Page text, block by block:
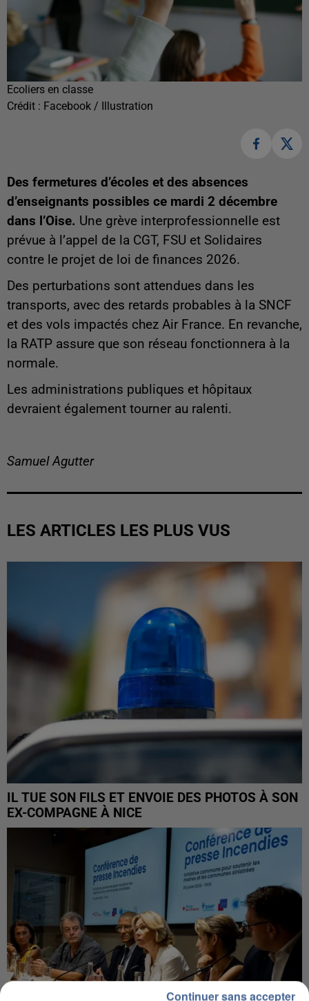
Ecoliers en classe
Crédit : Facebook / Illustration
Des fermetures d’écoles et des absences
d’enseignants possibles ce mardi 2 décembre
dans l’Oise. Une grève interprofessionnelle est
prévue à l’appel de la CGT, FSU et Solidaires
contre le projet de loi de finances 2026.
Des perturbations sont attendues dans les
transports, avec des retards probables à la SNCF
et des vols impactés chez Air France. En revanche,
la RATP assure que son réseau fonctionnera à la
normale.
Les administrations publiques et hôpitaux
devraient également tourner au ralenti.
Samuel Agutter
LES ARTICLES LES PLUS VUS
IL TUE SON FILS ET ENVOIE DES PHOTOS À SON
EX-COMPAGNE À NICE
Continuer sans accepter